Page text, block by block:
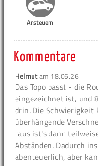
Ansteuern
Kommentare
Helmutam 18.05.26
Das Topo passt - die
eingezeichnet ist, und
drin. Die Schwierigkeit
überhängende
raus ist's dann
Abständen. Dadurch
abenteuerlich, aber